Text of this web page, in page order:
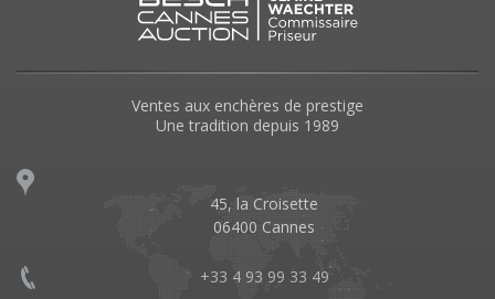
Ventes aux enchères de prestige
Une tradition depuis 1989
45, la Croisette
06400 Cannes
+33 4 93 99 33 49